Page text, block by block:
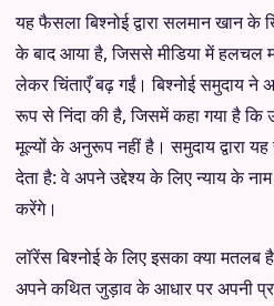
यह फैसला बिश्नोई द्वारा सलमान खान के
के बाद आया है, जिससे मीडिया में हलचल
लेकर चिंताएँ बढ़ गईं। बिश्नोई समुदाय ने
रूप से निंदा की है, जिसमें कहा गया है कि
मूल्यों के अनुरूप नहीं है। समुदाय द्वारा
देता है: वे अपने उद्देश्य के लिए न्याय के नाम
करेंगे।
लॉरेंस बिश्नोई के लिए इसका क्या मतलब
अपने कथित जुड़ाव के आधार पर अपनी